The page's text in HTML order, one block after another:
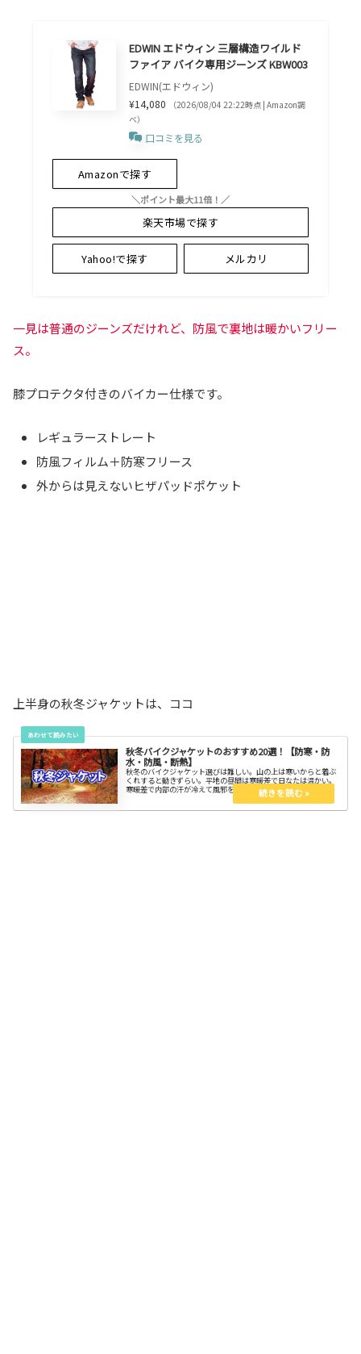
EDWIN エドウィン 三層構造ワイルド
ファイア バイク専用ジーンズ KBW003
EDWIN(エドウィン)
¥14,080
（2026/08/04 22:22時点 | Amazon調
べ）
口コミを見る
Amazonで探す
＼ポイント最大11倍！／
楽天市場で探す
Yahoo!で探す メルカリ
一見は普通のジーンズだけれど、防風で裏地は暖かいフリー
ス。
膝プロテクタ付きのバイカー仕様です。
レギュラーストレート
防風フィルム＋防寒フリース
外からは見えないヒザパッドポケット
上半身の秋冬ジャケットは、ココ
秋冬バイクジャケットのおすすめ20選！【防寒・防
水・防風・断熱】
秋冬のバイクジャケット選びは難しい。山の上は寒いからと着ぶ
くれすると動きずらい。平地の昼間は寒暖差で日なたは温かい。
寒暖差で内部の汗が冷えて風邪をひきがちです。高機能で温度調
節可能なウエアに頼るのが一番、お気に入りを見つけてスッキリ